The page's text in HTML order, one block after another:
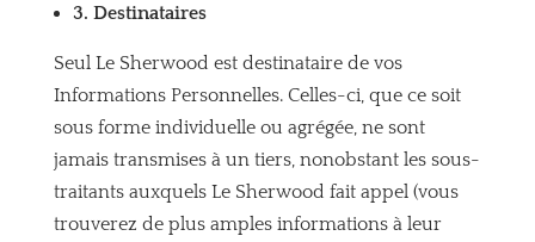
3. Destinataires
Seul Le Sherwood est destinataire de vos
Informations Personnelles. Celles-ci, que ce soit
sous forme individuelle ou agrégée, ne sont
jamais transmises à un tiers, nonobstant les sous-
traitants auxquels Le Sherwood fait appel (vous
trouverez de plus amples informations à leur